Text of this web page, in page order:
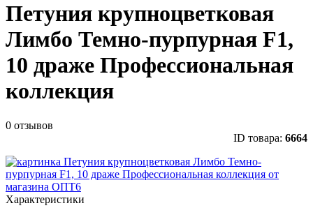
Петуния крупноцветковая
Лимбо Темно-пурпурная F1,
10 драже Профессиональная
коллекция
0 отзывов
ID товара: 6664
Характеристики